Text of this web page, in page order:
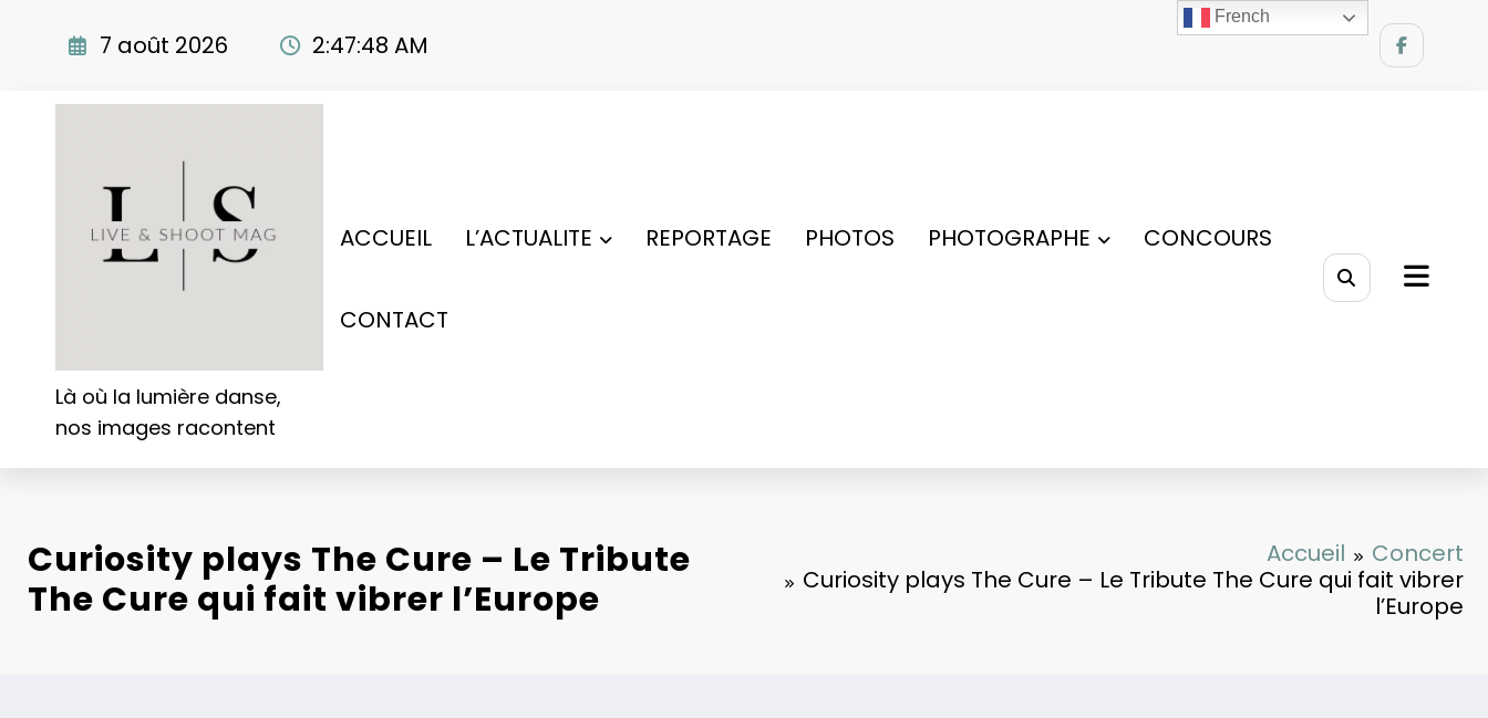
7 août 2026 2:47:49 AM
Là où la lumière danse,
nos images racontent
ACCUEIL L’ACTUALITE REPORTAGE PHOTOS PHOTOGRAPHE CONCOURS
CONTACT
Curiosity plays The Cure – Le Tribute
The Cure qui fait vibrer l’Europe
Accueil
Concert
Curiosity plays The Cure – Le Tribute The Cure qui fait vibrer
l’Europe
French